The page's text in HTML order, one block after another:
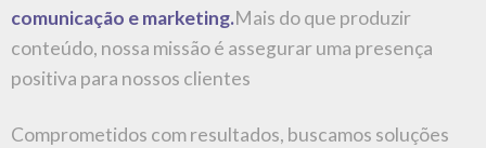
comunicação e marketing.Mais do que produzir
conteúdo, nossa missão é assegurar uma presença
positiva para nossos clientes
Comprometidos com resultados, buscamos soluções